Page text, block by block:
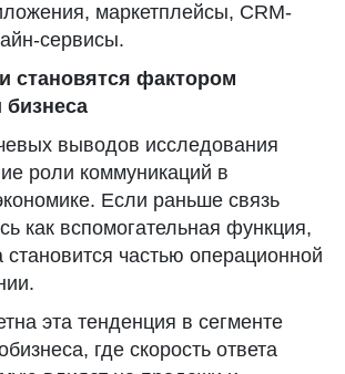
маркетплейсы, CRM-
сервисы.
становятся фактором
бизнеса
выводов исследования
роли коммуникаций в
Если раньше связь
как вспомогательная функция,
становится частью операционной
эта тенденция в сегменте
где скорость ответа